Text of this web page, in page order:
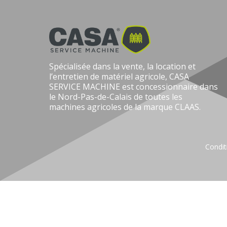
Spécialisée dans la vente, la location et
l’entretien de matériel agricole, CASA
SERVICE MACHINE est concessionnaire dans
le Nord-Pas-de-Calais de toutes les
machines agricoles de la marque CLAAS.